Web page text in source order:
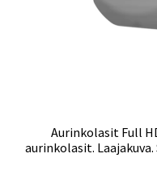
Aurinkolasit Full
aurinkolasit.